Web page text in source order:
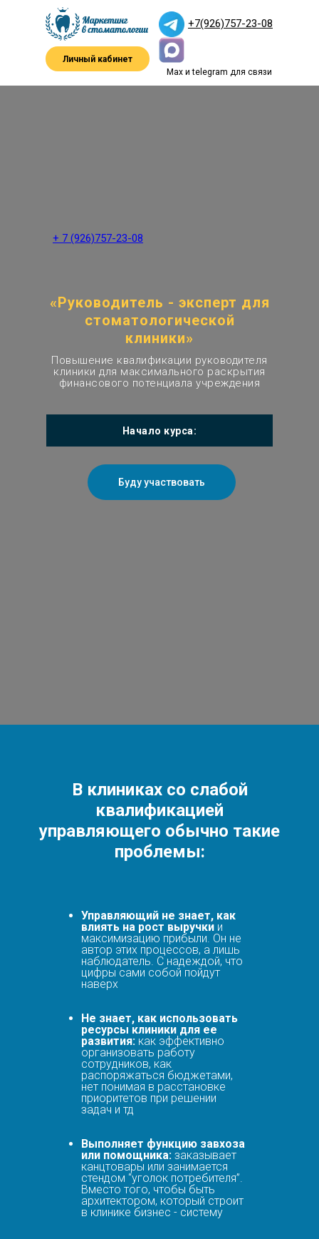
+7(926)757-23-08
Max и telegram для связи
Личный кабинет
«Руководитель - эксперт для
стоматологической
клиники»
Повышение квалификации руководителя
клиники для максимального раскрытия
финансового потенциала учреждения
Буду участвовать
+ 7 (926)757-23-08
Начало курса:
В клиниках со слабой
квалификацией
управляющего обычно такие
проблемы:
Управляющий не знает, как
влиять на рост выручки и
максимизацию прибыли. Он не
автор этих процессов, а лишь
наблюдатель. С надеждой, что
цифры сами собой пойдут
наверх
Не знает, как использовать
ресурсы клиники для ее
развития: как эффективно
организовать работу
сотрудников, как
распоряжаться бюджетами,
нет понимая в расстановке
приоритетов при решении
задач и тд
Выполняет функцию завхоза
или помощника: заказывает
канцтовары или занимается
стендом “уголок потребителя”.
Вместо того, чтобы быть
архитектором, который строит
в клинике бизнес - систему